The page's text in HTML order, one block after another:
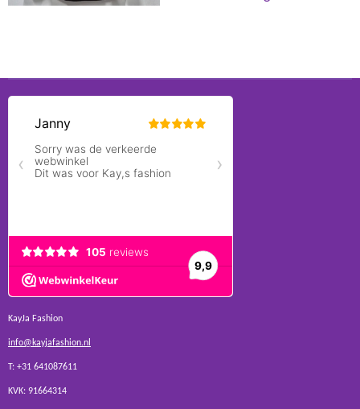
KayJa Fashion
info@kayjafashion.nl
T: +31 641087611
KVK: 91664314